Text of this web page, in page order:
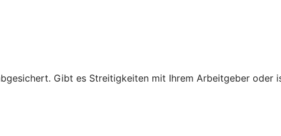
Gibt es Streitigkeiten mit Ihrem Arbeitgeber oder